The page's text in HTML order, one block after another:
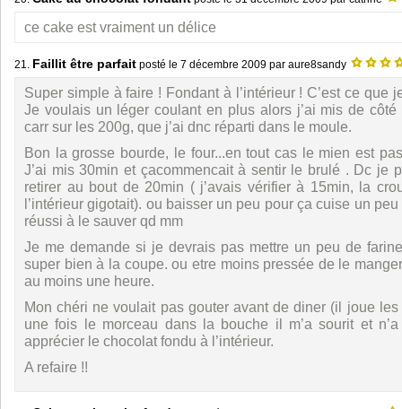
ce cake est vraiment un délice
21. Faillit être parfait posté le 7 décembre 2009 par aure8sandy
Super simple à faire ! Fondant à l’intérieur ! C’est ce que
Je voulais un léger coulant en plus alors j’ai mis de
carr sur les 200g, que j’ai dnc réparti dans le moule.
Bon la grosse bourde, le four...en tout cas le mien est
J’ai mis 30min et çacommencait à sentir le brulé . Dc je
retirer au bout de 20min ( j’avais vérifier à 15min, la
l’intérieur gigotait). ou baisser un peu pour ça cuise un
réussi à le sauver qd mm
Je me demande si je devrais pas mettre un peu de
super bien à la coupe. ou etre moins pressée de le
au moins une heure.
Mon chéri ne voulait pas gouter avant de diner (il joue
une fois le morceau dans la bouche il m’a sourit et
apprécier le chocolat fondu à l’intérieur.
A refaire !!